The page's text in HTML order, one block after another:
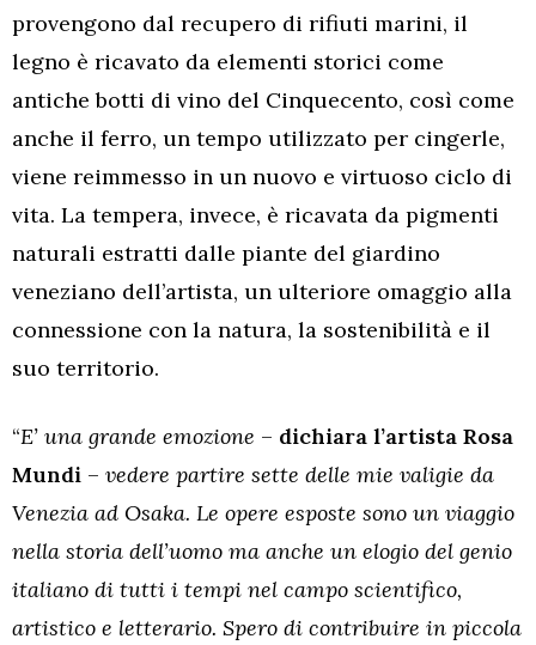
provengono dal recupero di rifiuti marini, il
legno è ricavato da elementi storici come
antiche botti di vino del Cinquecento, così come
anche il ferro, un tempo utilizzato per cingerle,
viene reimmesso in un nuovo e virtuoso ciclo di
vita. La tempera, invece, è ricavata da pigmenti
naturali estratti dalle piante del giardino
veneziano dell’artista, un ulteriore omaggio alla
connessione con la natura, la sostenibilità e il
suo territorio.
“E’ una grande emozione – dichiara l’artista Rosa
Mundi – vedere partire sette delle mie valigie da
Venezia ad Osaka. Le opere esposte sono un viaggio
nella storia dell’uomo ma anche un elogio del genio
italiano di tutti i tempi nel campo scientifico,
artistico e letterario. Spero di contribuire in piccola